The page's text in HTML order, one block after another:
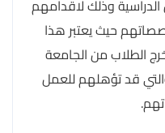
وذلك لاقدامهم
حيث يعتبر هذا
الطلاب من الجامعة
قد تؤهلهم للعمل